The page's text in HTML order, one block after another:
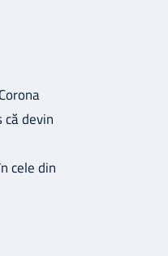
devin
cele din